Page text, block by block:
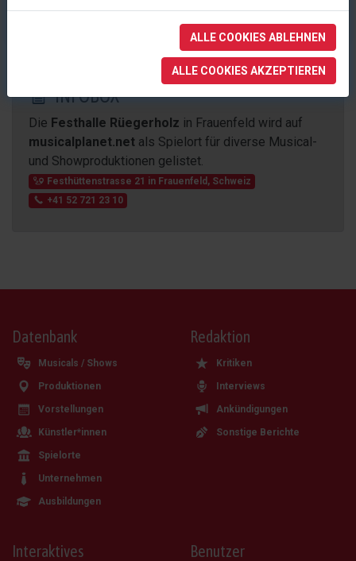
INFOBOX
Die Festhalle Rüegerholz in Frauenfeld wird auf
musicalplanet.net als Spielort für diverse Musical-
und Showproduktionen gelistet.
Festhüttenstrasse 21 in Frauenfeld , Schweiz
+41 52 721 23 10
Frauenfeld, Schweiz
Datenbank
Musicals / Shows
Produktionen
Vorstellungen
Künstler*innen
Spielorte
Unternehmen
Ausbildungen
Redaktion
Kritiken
Interviews
Ankündigungen
Sonstige Berichte
Interaktives Benutzer
ALLE COOKIES ABLEHNEN
ALLE COOKIES AKZEPTIEREN